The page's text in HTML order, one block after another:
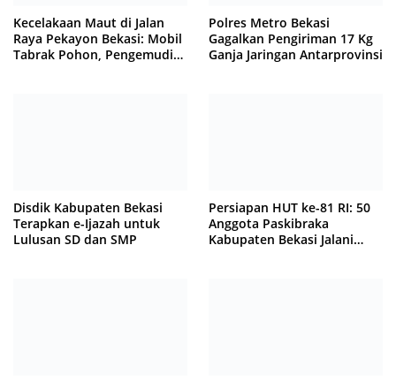
Kecelakaan Maut di Jalan
Raya Pekayon Bekasi: Mobil
Tabrak Pohon, Pengemudi
Polres Metro Bekasi
Gagalkan Pengiriman 17 Kg
Ganja Jaringan Antarprovinsi
Disdik Kabupaten Bekasi
Terapkan e-Ijazah untuk
Lulusan SD dan SMP
Persiapan HUT ke-81 RI: 50
Anggota Paskibraka
Kabupaten Bekasi Jalani